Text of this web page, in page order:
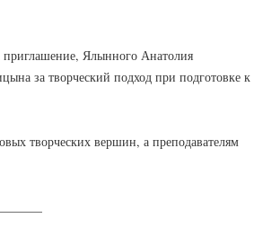
Ялынного Анатолия
за творческий подход при подготовке к
творческих вершин, а преподавателям